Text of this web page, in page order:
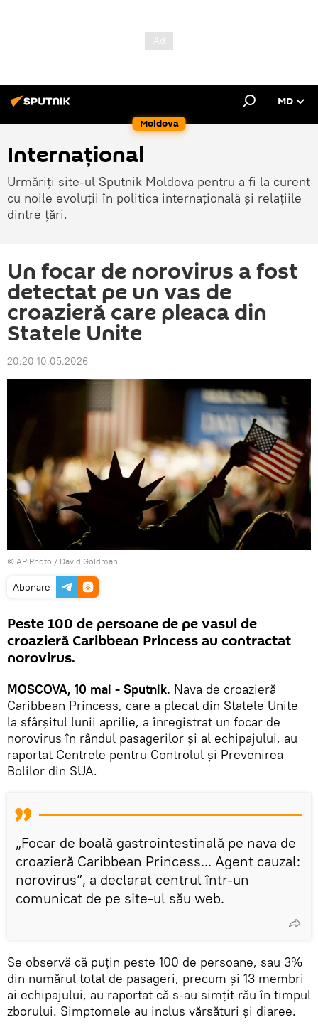
Moldova
MD
Internațional
Urmăriți site-ul Sputnik Moldova pentru a fi la curent
cu noile evoluții în politica internațională și relațiile
dintre țări.
Un focar de norovirus a fost
detectat pe un vas de
croazieră care pleaca din
Statele Unite
20:20 10.05.2026
© AP Photo / David Goldman
Abonare
Peste 100 de persoane de pe vasul de
croazieră Caribbean Princess au contractat
norovirus.
MOSCOVA, 10 mai - Sputnik. Nava de croazieră
Caribbean Princess, care a plecat din Statele Unite
la sfârșitul lunii aprilie, a înregistrat un focar de
norovirus în rândul pasagerilor și al echipajului, au
raportat Centrele pentru Controlul și Prevenirea
Bolilor din SUA.
„Focar de boală gastrointestinală pe nava de
croazieră Caribbean Princess... Agent cauzal:
norovirus”, a declarat centrul într-un
comunicat de pe site-ul său web.
Se observă că puțin peste 100 de persoane, sau 3%
din numărul total de pasageri, precum și 13 membri
ai echipajului, au raportat că s-au simțit rău în timpul
zborului. Simptomele au inclus vărsături și diaree.